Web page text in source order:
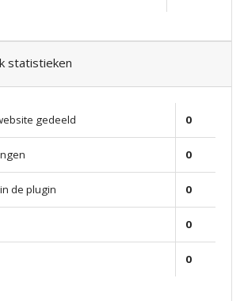
statistieken
gedeeld 0
0
de plugin 0
0
0